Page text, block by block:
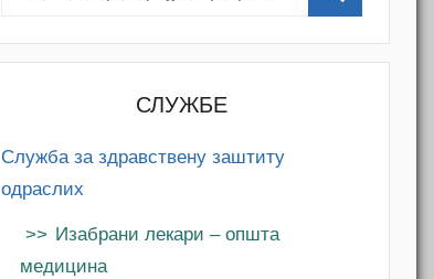
СЛУЖБЕ
Служба за здравствену заштиту
одраслих
Изабрани лекари – општа
медицина